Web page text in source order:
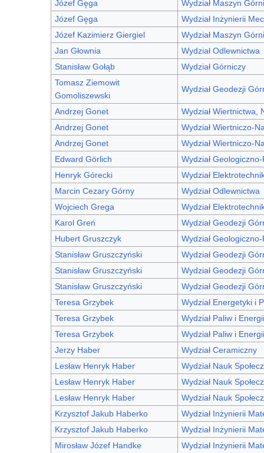
Józef Gęga
Wydział Maszyn
Józef Gęga
Wydział Inżynierii
Józef Kazimierz Giergiel
Wydział Maszyn
Jan Głownia
Wydział Odlewnictwa
Stanisław Gołąb
Wydział Górniczy
Tomasz Ziemowit
Gomoliszewski
Wydział Geodezji
Andrzej Gonet
Wydział Wiertnictwa,
Andrzej Gonet
Wydział Wiertniczo-
Andrzej Gonet
Wydział Wiertniczo-
Edward Görlich
Wydział
Henryk Górecki
Wydział
Marcin Cezary Górny
Wydział Odlewnictwa
Wojciech Grega
Wydział
Karol Greń
Wydział Geodezji
Hubert Gruszczyk
Wydział
Stanisław Gruszczyński
Wydział Geodezji
Stanisław Gruszczyński
Wydział Geodezji
Stanisław Gruszczyński
Wydział Geodezji
Teresa Grzybek
Wydział Energetyki i
Teresa Grzybek
Wydział Paliw i Energii
Teresa Grzybek
Wydział Paliw i Energii
Jerzy Haber
Wydział Ceramiczny
Lesław Henryk Haber
Wydział Nauk
Lesław Henryk Haber
Wydział Nauk
Lesław Henryk Haber
Wydział Nauk
Krzysztof Jakub Haberko
Wydział Inżynierii
Krzysztof Jakub Haberko
Wydział Inżynierii
Mirosław Józef Handke
Wydział Inżynierii